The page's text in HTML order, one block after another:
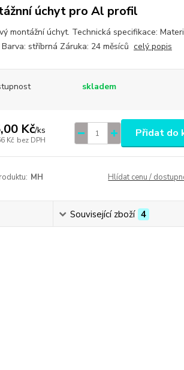
úchyt pro Al profil
montážní úchyt. Technická specifikace:
stříbrná Záruka: 24 měsíců celý popis
skladem
Kč/ks
Kč bez DPH
Přidat do
MH Hlídat cenu /
Související zboží 4